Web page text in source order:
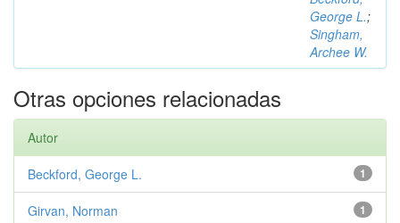
George L.;
Singham,
Archee W.
Otras opciones relacionadas
Autor
1
Beckford, George L.
1
Girvan, Norman